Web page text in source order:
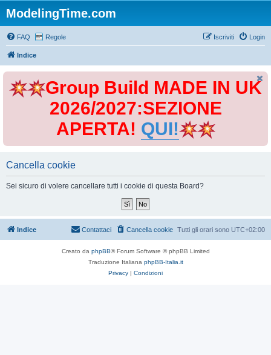
ModelingTime.com
FAQ Regole Login
Iscriviti
Indice
Group Build MADE IN UK
2026/2027:SEZIONE
APERTA! QUI!
Cancella cookie
Sei sicuro di volere cancellare tutti i cookie di questa Board?
Indice Tutti gli orari sono UTC+02:00
Cancella cookie
Contattaci
Creato da phpBB® Forum Software © phpBB Limited
Traduzione Italiana phpBB-Italia.it
Privacy | Condizioni